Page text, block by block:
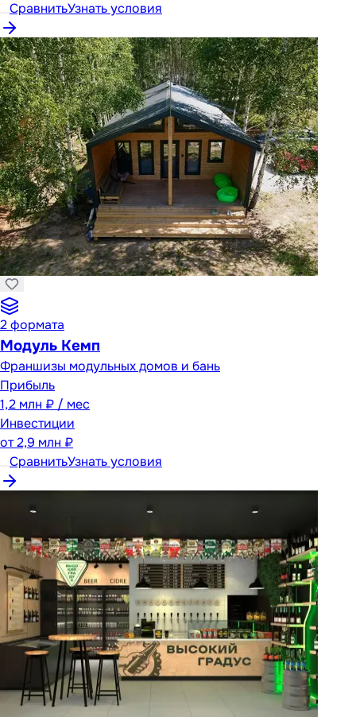
СравнитьУзнать условия
2формата
Модуль Кемп
Франшизы модульных домов и бань
Прибыль
1,2 млн ₽ / мес
Инвестиции
от2,9 млн ₽
СравнитьУзнать условия